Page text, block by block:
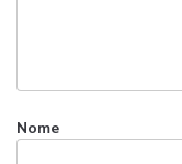
Nome